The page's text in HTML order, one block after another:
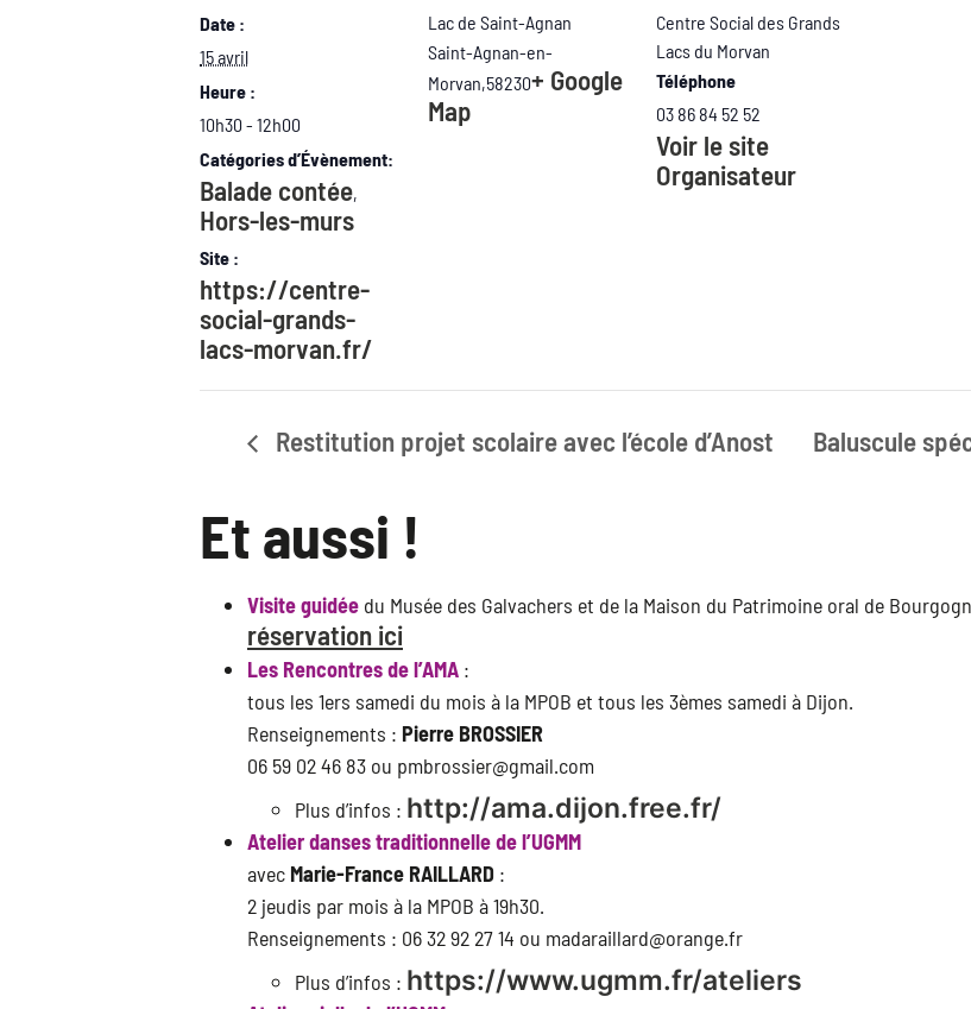
Date :
15 avril
Heure :
10h30 - 12h00
Catégories d’Évènement:
Balade contée,
Hors-les-murs
Site :
https://centre-
social-grands-
lacs-morvan.fr/
Lac de Saint-Agnan
Saint-Agnan-en-
Morvan,58230+ Google
Map
Centre Social des Grands
Lacs du Morvan
Téléphone
03 86 84 52 52
Voir le site
Organisateur
Restitution projet scolaire avec l’école d’Anost Baluscule
Et aussi !
Visite guidée du Musée des Galvachers et de la Maison du Patrimoine oral de
réservation ici
Les Rencontres de l’AMA :
tous les 1ers samedi du mois à la MPOB et tous les 3èmes samedi à Dijon.
Renseignements : Pierre BROSSIER
06 59 02 46 83 ou pmbrossier@gmail.com
Plus d’infos : http://ama.dijon.free.fr/
Atelier danses traditionnelle de l’UGMM
avec Marie-France RAILLARD :
2 jeudis par mois à la MPOB à 19h30.
Renseignements : 06 32 92 27 14 ou madaraillard@orange.fr
Plus d’infos : https://www.ugmm.fr/ateliers